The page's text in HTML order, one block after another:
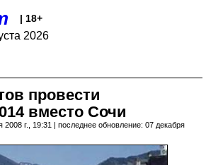
| 18+
2026
провести
вместо Сочи
г., 19:31 | последнее обновление: 07 декабря